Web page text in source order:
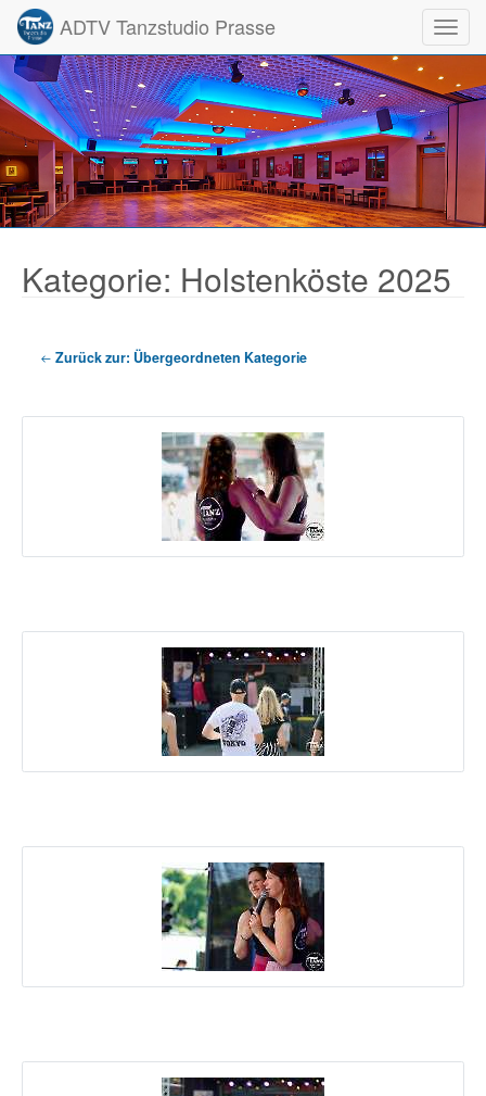
ADTV Tanzstudio Prasse
Kategorie: Holstenköste 2025
Zurück zur: Übergeordneten Kategorie